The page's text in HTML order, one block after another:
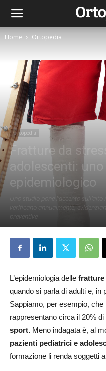
Home Ortopedia
Ortopedia
Fratture da
adolescenti:
epidemiologico
Uno studio pone l'accento
verificano annualmente,
preventive
Valentina Sirtori 11 Maggio 2026
L’epidemiologia delle fratture
quando si parla di adulti e, in
Sappiamo, per esempio, che
rappresentano circa il 20% di
sport. Meno indagata è, al
pazienti pediatrici e
formazione li renda soggetti